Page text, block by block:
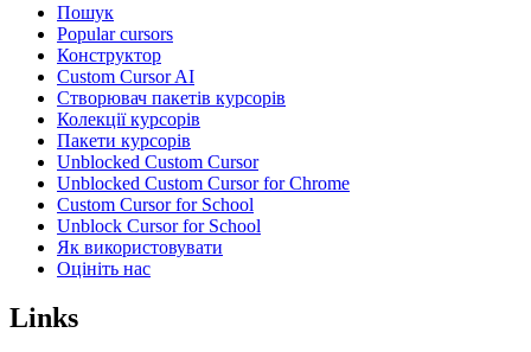
Пошук
Popular cursors
Конструктор
Custom Cursor AI
Створювач пакетів курсорів
Колекції курсорів
Пакети курсорів
Unblocked Custom Cursor
Unblocked Custom Cursor for Chrome
Custom Cursor for School
Unblock Cursor for School
Як використовувати
Оцініть нас
Links